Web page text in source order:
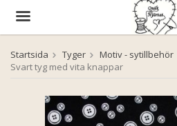
Produkten har blivit
Startsida Tyger
Motiv - sytillbehör
Svart tyg med vita knappar